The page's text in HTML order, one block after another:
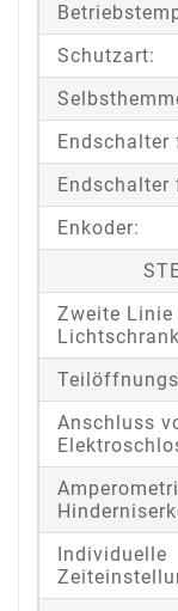
Schutzart:
Endschalter
Endschalter
Enkoder:
Zweite Linie
Anschluss
Individuelle